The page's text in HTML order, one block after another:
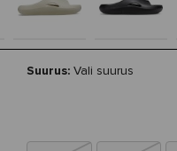
Suurus: Vali suurus